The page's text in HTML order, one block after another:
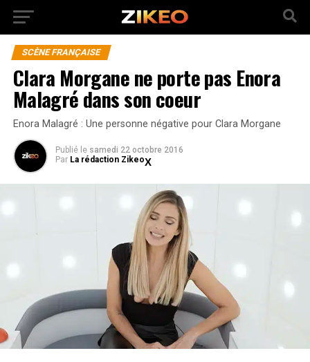
SCÈNE FRANÇAISE
Clara Morgane ne porte pas Enora
Malagré dans son coeur
Enora Malagré : Une personne négative pour Clara Morgane
Publié le samedi 22 octobre 2016
Par La rédaction Zikeo